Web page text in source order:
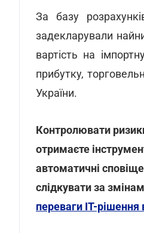
За базу
задекларували
вартість на
прибутку,
України.
Контролювати
отримаєте
автоматичні
слідкувати за
переваги ІТ-рішення